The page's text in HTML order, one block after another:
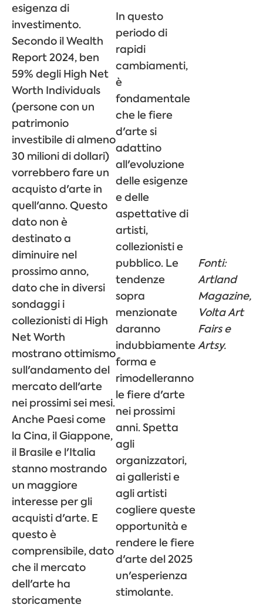
esigenza di
investimento.
Secondo il Wealth
Report 2024, ben
59% degli High Net
Worth Individuals
(persone con un
patrimonio
investibile di almeno
30 milioni di dollari)
vorrebbero fare un
acquisto d'arte in
quell'anno. Questo
dato non è
destinato a
diminuire nel
prossimo anno,
dato che in diversi
sondaggi i
collezionisti di High
Net Worth
mostrano ottimismo
sull'andamento del
mercato dell'arte
nei prossimi sei mesi.
Anche Paesi come
la Cina, il Giappone,
il Brasile e l'Italia
stanno mostrando
un maggiore
interesse per gli
acquisti d'arte. E
questo è
comprensibile, dato
che il mercato
dell'arte ha
storicamente
In questo
periodo di
rapidi
cambiamenti,
è
fondamentale
che le fiere
d'arte si
adattino
all'evoluzione
delle esigenze
e delle
aspettative di
artisti,
collezionisti e
pubblico. Le
tendenze
sopra
menzionate
daranno
indubbiamente
forma e
rimodelleranno
le fiere d'arte
nei prossimi
anni. Spetta
agli
organizzatori,
ai galleristi e
agli artisti
cogliere queste
opportunità e
rendere le fiere
d'arte del 2025
un'esperienza
stimolante.
Fonti:
Artland
Magazine,
Volta Art
Fairs e
Artsy.